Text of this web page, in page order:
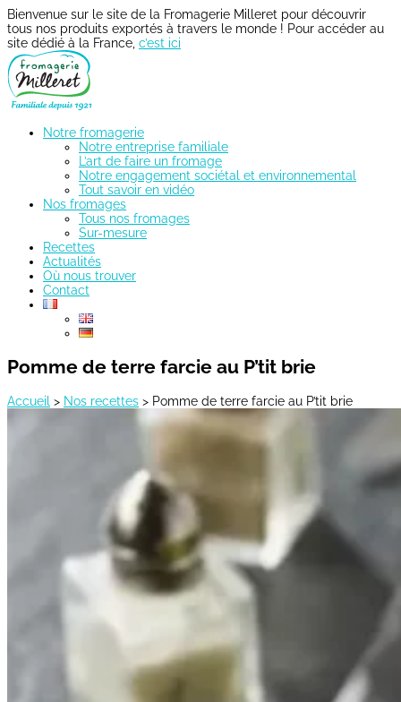
Bienvenue sur le site de la Fromagerie Milleret pour découvrir
tous nos produits exportés à travers le monde ! Pour accéder au
site dédié à la France, c’est ici
Notre fromagerie
Notre entreprise familiale
L’art de faire un fromage
Notre engagement sociétal et environnemental
Tout savoir en vidéo
Nos fromages
Tous nos fromages
Sur-mesure
Recettes
Actualités
Où nous trouver
Contact
Pomme de terre farcie au P’tit brie
Accueil > Nos recettes > Pomme de terre farcie au P’tit brie